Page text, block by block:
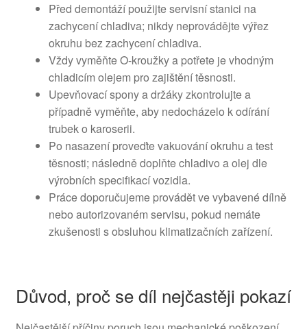
Před demontáží použijte servisní stanici na
zachycení chladiva; nikdy neprovádějte výřez
okruhu bez zachycení chladiva.
Vždy vyměňte O-kroužky a potřete je vhodným
chladicím olejem pro zajištění těsnosti.
Upevňovací spony a držáky zkontrolujte a
případně vyměňte, aby nedocházelo k odírání
trubek o karoserii.
Po nasazení proveďte vakuování okruhu a test
těsnosti; následně doplňte chladivo a olej dle
výrobních specifikací vozidla.
Práce doporučujeme provádět ve vybavené dílně
nebo autorizovaném servisu, pokud nemáte
zkušenosti s obsluhou klimatizačních zařízení.
Důvod, proč se díl nejčastěji pokazí